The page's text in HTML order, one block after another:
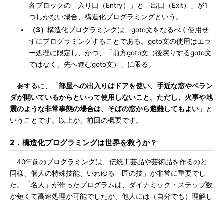
各ブロックの「入り口（Entry）」と「出口（Exit）」が1
つしかない場合、構造化プログラミングという。
（3） 構造化プログラミングは、goto文をなるべく使用せ
ずにプログラミングすることである。goto文の使用はエラ
ー処理に限定し、かつ、「前方goto文（後戻りするgoto文
ではなく、先へ進むgoto文）」に限る。
要するに、「部屋への出入りはドアを使い、手近な窓やベラン
ダが開いているからといって使用しないこと。ただし、火事や地
震のような非常事態の場合は、そばの窓から避難してもよい 」と
いうことです。以上が、前回の概要です。
2．構造化プログラミングは世界を救うか？
40年前のプログラミングは、伝統工芸品や芸術品を作るのと
同様、個人の特殊技能、いわゆる「匠の技」が非常に重要でし
た。「名人」が作ったプログラムは、ダイナミック・ステップ数
が短くて高速処理が可能でしたが、他人には（自分でも）理解し